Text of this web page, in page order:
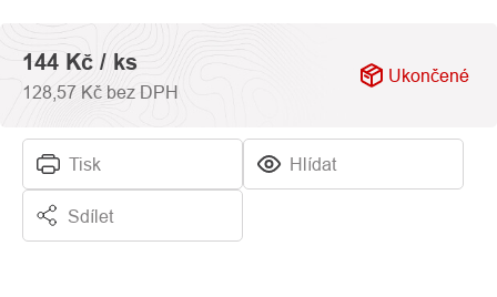
Tisk Hlídat
Sdílet
144 Kč / ks
128,57 Kč bez DPH
Ukončené